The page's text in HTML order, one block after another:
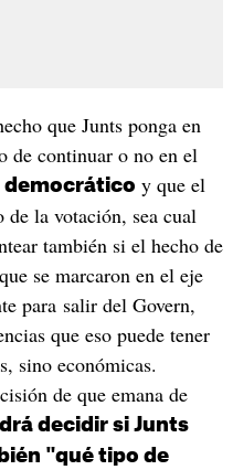
que Junts ponga en
de continuar o no en el
democrático y que el
la votación, sea cual
también si el hecho de
se marcaron en el eje
para salir del Govern,
que eso puede tener
sino económicas.
de que emana de
decidir si Junts
"qué tipo de